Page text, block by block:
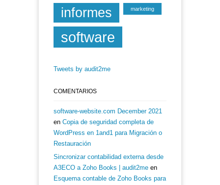
informes marketing
software
Tweets by audit2me
COMENTARIOS
software-website.com December 2021
en Copia de seguridad completa de
WordPress en 1and1 para Migración o
Restauración
Sincronizar contabilidad externa desde
A3ECO a Zoho Books | audit2me en
Esquema contable de Zoho Books para